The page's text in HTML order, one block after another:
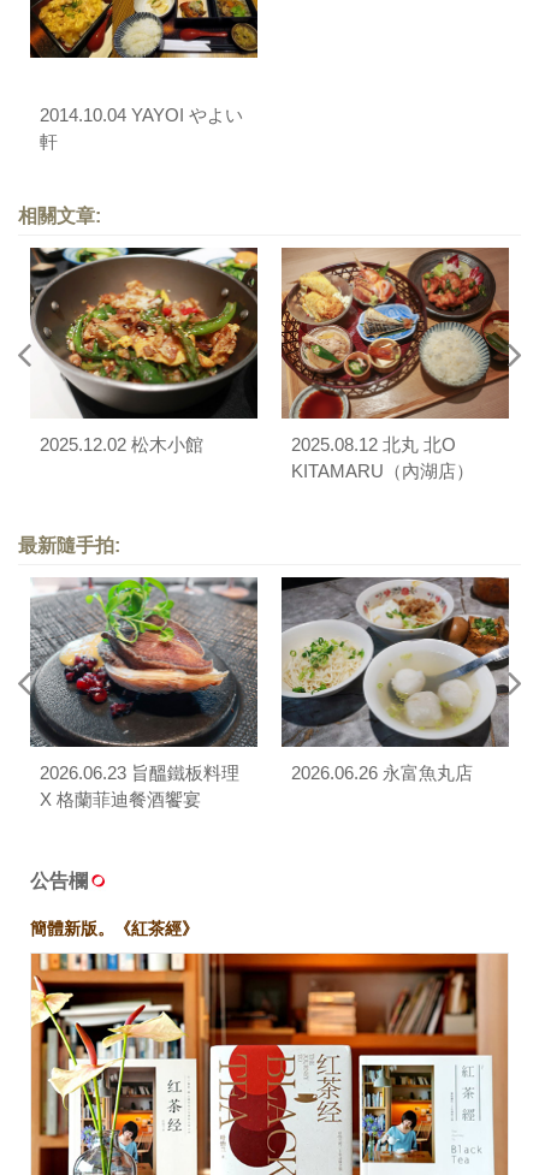
2014.10.04 YAYOI やよい
軒
相關文章:
2025.12.02 松木小館
2025.08.12 北丸 北O
KITAMARU（內湖店）
最新隨手拍:
2026.06.23 旨醞鐵板料理
X 格蘭菲迪餐酒饗宴
2026.06.26 永富魚丸店
公告欄
簡體新版。《紅茶經》